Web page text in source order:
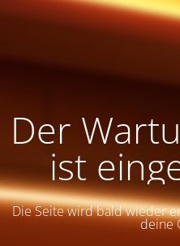
Der
ist
Die Seite wird bald wieder
deine